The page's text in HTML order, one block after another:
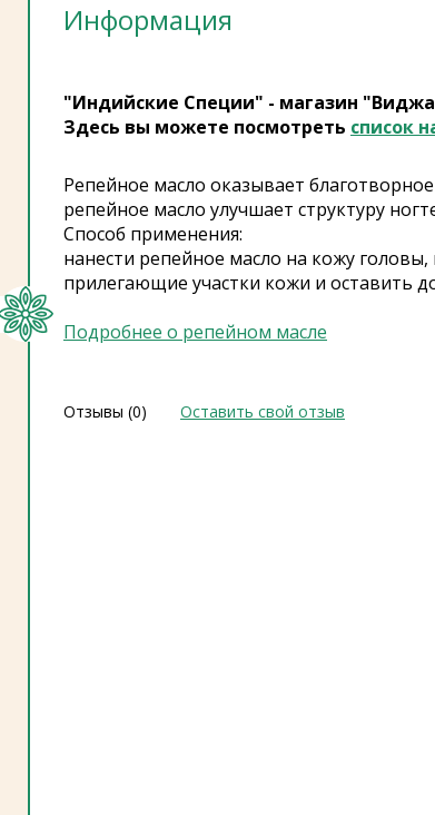
Информация
"Индийские Специи" - магазин
Здесь вы можете посмотреть список
Репейное масло оказывает
репейное масло улучшает структуру
Способ применения:
нанести репейное масло на кожу
прилегающие участки кожи и оставить
Подробнее о репейном масле
Отзывы (0) Оставить свой отзыв